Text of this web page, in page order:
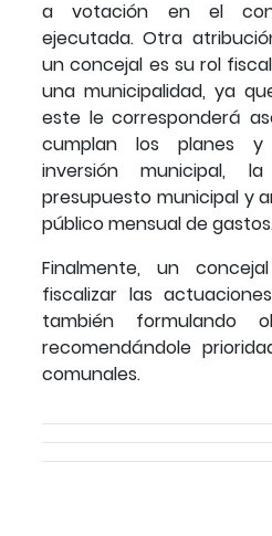
a votación en el
ejecutada. Otra
un concejal es su rol
una municipalidad, ya
este le corresponderá
cumplan los planes y
inversión municipal,
presupuesto municipal y
público mensual de
Finalmente, un
fiscalizar las
también formulando
recomendándole
comunales.